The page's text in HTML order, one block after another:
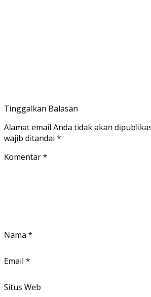
Tinggalkan Balasan
Alamat email Anda tidak akan
wajib ditandai *
Komentar*
Nama *
Email *
Situs Web